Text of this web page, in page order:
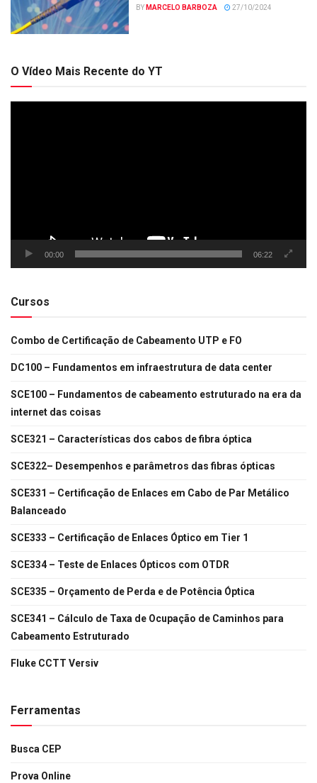
BY MARCELO BARBOZA 27/10/2024
O Vídeo Mais Recente do YT
00:00 06:22
Cursos
Combo de Certificação de Cabeamento UTP e FO
DC100 – Fundamentos em infraestrutura de data center
SCE100 – Fundamentos de cabeamento estruturado na era da
internet das coisas
SCE321 – Características dos cabos de fibra óptica
SCE322– Desempenhos e parâmetros das fibras ópticas
SCE331 – Certificação de Enlaces em Cabo de Par Metálico
Balanceado
SCE333 – Certificação de Enlaces Óptico em Tier 1
SCE334 – Teste de Enlaces Ópticos com OTDR
SCE335 – Orçamento de Perda e de Potência Óptica
SCE341 – Cálculo de Taxa de Ocupação de Caminhos para
Cabeamento Estruturado
Fluke CCTT Versiv
Ferramentas
Busca CEP
Prova Online